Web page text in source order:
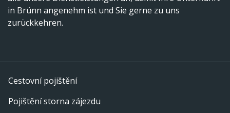
in Brünn angenehm ist und Sie gerne zu uns
zurückkehren.
Cestovní pojištění
Pojištění storna zájezdu